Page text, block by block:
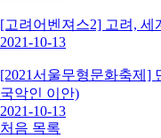
[고려어벤져스2] 고려,
2021-10-13
[2021서울무형문화축제]
국악인 이안)
2021-10-13
처음 목록